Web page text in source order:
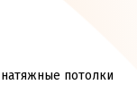
потолки